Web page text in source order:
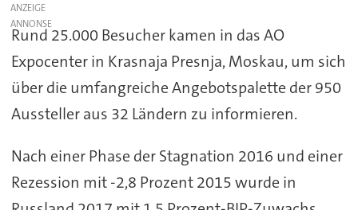
ANZEIGE
Rund 25.000 Besucher kamen in das AO
Expocenter in Krasnaja Presnja, Moskau, um sich
über die umfangreiche Angebotspalette der 950
Aussteller aus 32 Ländern zu informieren.
Nach einer Phase der Stagnation 2016 und einer
Rezession mit -2,8 Prozent 2015 wurde in